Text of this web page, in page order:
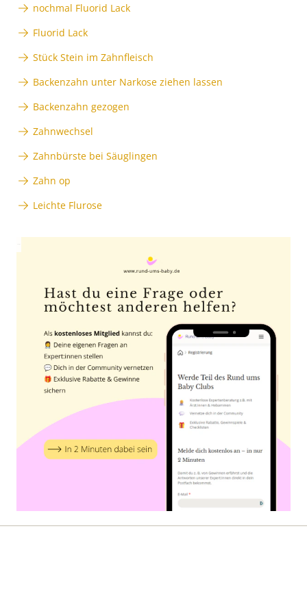
nochmal Fluorid Lack
Fluorid Lack
Stück Stein im Zahnfleisch
Backenzahn unter Narkose ziehen lassen
Backenzahn gezogen
Zahnwechsel
Zahnbürste bei Säuglingen
Zahn op
Leichte Flurose